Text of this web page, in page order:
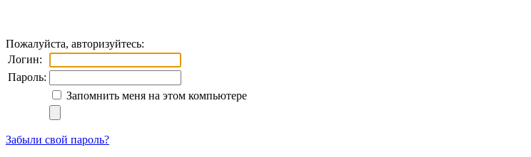
Пожалуйста, авторизуйтесь:
Логин:
Пароль:
Запомнить меня на этом компьютере
Забыли свой пароль?